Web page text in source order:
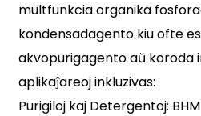
multfunkcia organika
kondensadagento kiu ofte
akvopurigagento aŭ koroda
aplikaĵareoj inkluzivas:
Purigiloj kaj Detergentoj: